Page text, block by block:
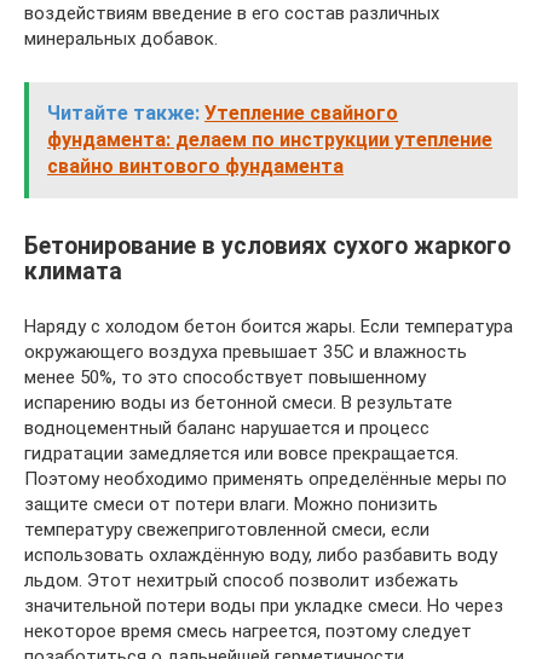
воздействиям введение в его состав различных
минеральных добавок.
Читайте также: Утепление свайного
фундамента: делаем по инструкции утепление
свайно винтового фундамента
Бетонирование в условиях сухого жаркого
климата
Наряду с холодом бетон боится жары. Если температура
окружающего воздуха превышает 35С и влажность
менее 50%, то это способствует повышенному
испарению воды из бетонной смеси. В результате
водноцементный баланс нарушается и процесс
гидратации замедляется или вовсе прекращается.
Поэтому необходимо применять определённые меры по
защите смеси от потери влаги. Можно понизить
температуру свежеприготовленной смеси, если
использовать охлаждённую воду, либо разбавить воду
льдом. Этот нехитрый способ позволит избежать
значительной потери воды при укладке смеси. Но через
некоторое время смесь нагреется, поэтому следует